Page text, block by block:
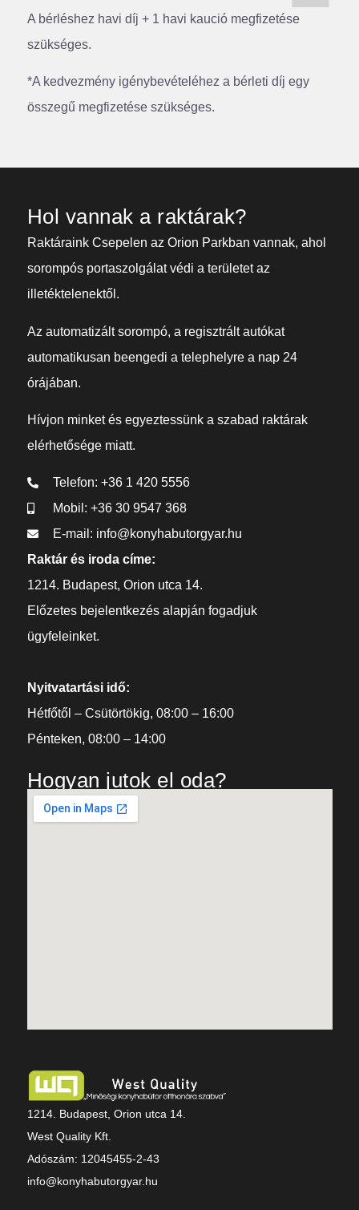
A bérléshez havi díj + 1 havi kaució megfizetése
szükséges.
*A kedvezmény igénybevételéhez a bérleti díj egy
összegű megfizetése szükséges.
Hol vannak a raktárak?
Raktáraink Csepelen az Orion Parkban vannak, ahol
sorompós portaszolgálat védi a területet az
illetéktelenektől.
Az automatizált sorompó, a regisztrált autókat
automatikusan beengedi a telephelyre a nap 24
órájában.
Hívjon minket és egyeztessünk a szabad raktárak
elérhetősége miatt.
Telefon: +36 1 420 5556
Mobil: +36 30 9547 368
E-mail: info@konyhabutorgyar.hu
Raktár és iroda címe:
1214. Budapest, Orion utca 14.
Előzetes bejelentkezés alapján fogadjuk
ügyfeleinket.
Nyitvatartási idő:
Hétfőtől – Csütörtökig, 08:00 – 16:00
Pénteken, 08:00 – 14:00
Hogyan jutok el oda?
1214. Budapest, Orion utca 14.
West Quality Kft.
Adószám: 12045455-2-43
info@konyhabutorgyar.hu